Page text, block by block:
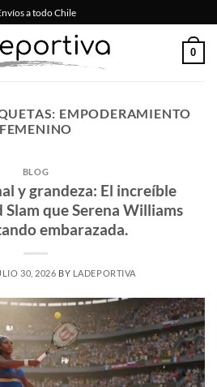
a todo Chile
0
EMPODERAMIENTO
FEMENINO
BLOG
y grandeza: El increíble
que Serena Williams
embarazada.
30, 2026 BY LADEPORTIVA